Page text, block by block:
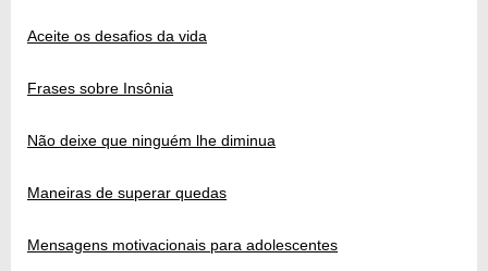
Aceite os desafios da vida
Frases sobre Insônia
Não deixe que ninguém lhe diminua
Maneiras de superar quedas
Mensagens motivacionais para adolescentes